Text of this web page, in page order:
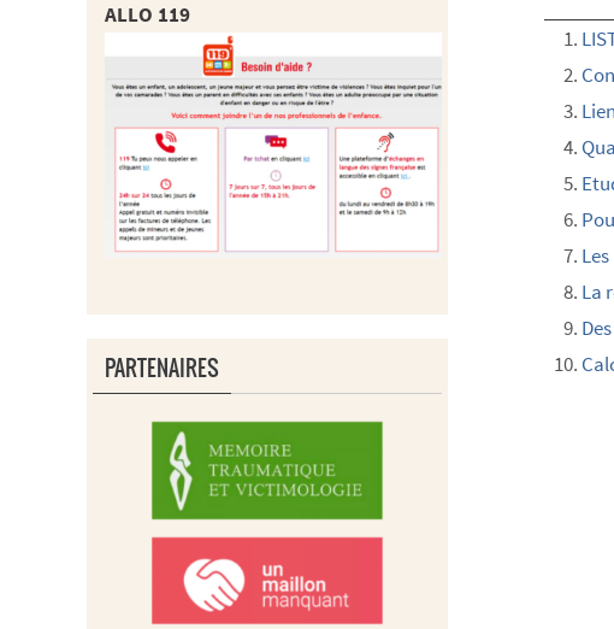
La
ALLO 119
PARTENAIRES